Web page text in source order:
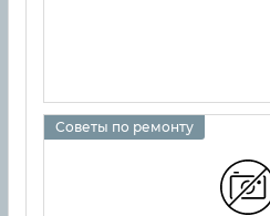
Советы по ремонту